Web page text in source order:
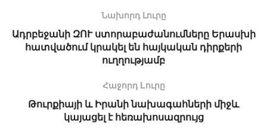
Նախորդ Լուրը
Ադրբեջանի ԶՈՒ ստորաբաժանումները Երասխի
հատվածում կրակել են հայկական դիրքերի
ուղղությամբ
Հաջորդ Lուրը
Թուրքիայի և Իրանի նախագահների միջև
կայացել է հեռախոսազրույց